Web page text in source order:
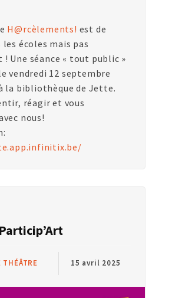
H@rcèlements! est de
écoles mais pas
! Une séance « tout public »
vendredi 12 septembre
la bibliothèque de Jette.
réagir et vous
nous!
THÉÂTRE 15 avril 2025